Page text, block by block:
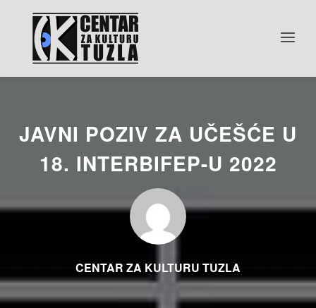
JAVNI POZIV ZA UČEŠĆE U
18. INTERBIFEP-U 2022
CENTAR ZA KULTURU TUZLA